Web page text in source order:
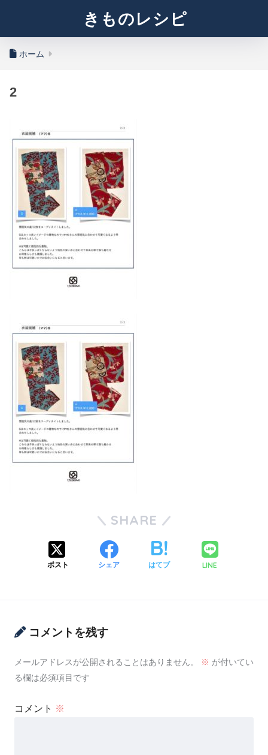
きものレシピ
ホーム
2
SHARE
ポスト シェア はてブ LINE
コメントを残す
メールアドレスが公開されることはありません。 ※ が付いてい
る欄は必須項目です
コメント ※